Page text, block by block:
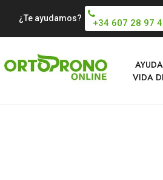
¿Te ayudamos? +34 607 28 97
VIDA